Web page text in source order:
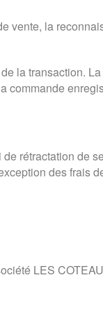
vente, la
la transaction.
commande
rétractation de
des frais
LES